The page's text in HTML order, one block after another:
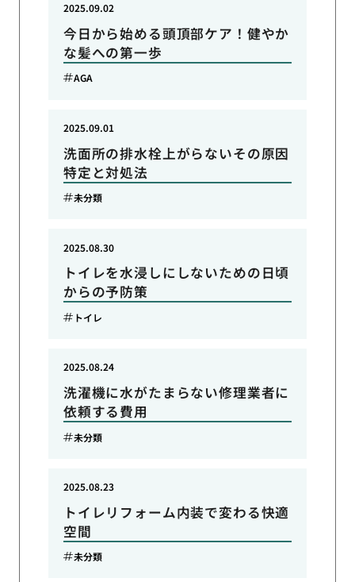
今日から始める頭頂部ケア！健やか
な髪への第一歩
2025.09.02
AGA
洗面所の排水栓上がらないその原因
特定と対処法
2025.09.01
未分類
トイレを水浸しにしないための日頃
からの予防策
2025.08.30
トイレ
洗濯機に水がたまらない修理業者に
依頼する費用
2025.08.24
未分類
トイレリフォーム内装で変わる快適
空間
2025.08.23
未分類